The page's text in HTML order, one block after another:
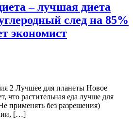
– лучшая диета
след на 85%
экономист
2 Лучшее для планеты Новое
что растительная еда лучше для
применять без разрешения)
[…]